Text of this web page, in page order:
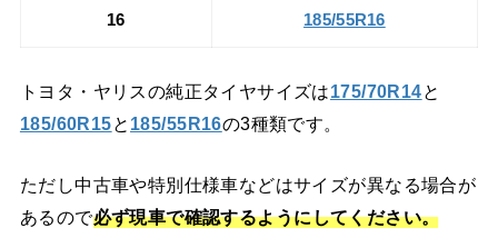
16 185/55R16
トヨタ・ヤリスの純正タイヤサイズは175/70R14 と
185/60R15 と 185/55R16の3種類です。
ただし中古車や特別仕様車などはサイズが異なる場合が
あるので必ず現車で確認するようにしてください。